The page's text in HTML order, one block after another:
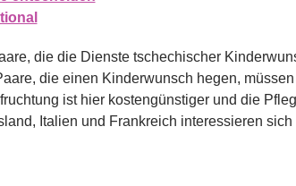
die die Dienste tschechischer
die einen Kinderwunsch hegen,
ist hier kostengünstiger und die
Italien und Frankreich interessieren sich